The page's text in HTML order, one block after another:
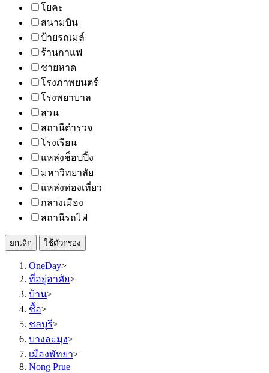
โยคะ
สนามบิน
ป้ายรถเมล์
ร้านกาแฟ
ชายหาด
โรงภาพยนตร์
โรงพยาบาล
สวน
สถานีตำรวจ
โรงเรียน
แหล่งช็อปปิ้ง
มหาวิทยาลัย
แหล่งท่องเที่ยว
กลางเมือง
สถานีรถไฟ
ยกเลิก ใช้ตัวกรอง
OneDay>
ที่อยู่อาศัย>
บ้าน>
ซื้อ>
ชลบุรี>
บางละมุง>
เมืองพัทยา>
Nong Prue